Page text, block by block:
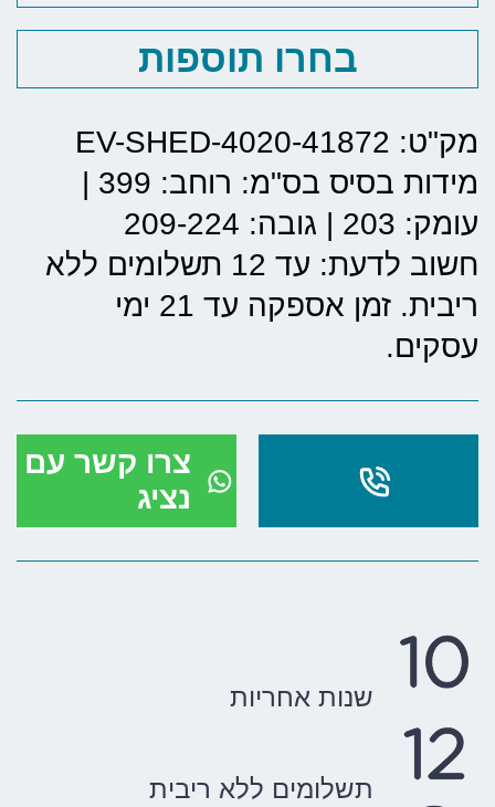
בחרו תוספות
מק"ט: EV-SHED-4020-41872
מידות בסיס בס"מ: רוחב: 399
|
עומק: 203
| גובה: 209-224
חשוב לדעת: עד 12 תשלומים ללא
ריבית. זמן אספקה עד 21 ימי
עסקים.
צרו קשר עם
נציג
שנות אחריות
תשלומים ללא ריבית